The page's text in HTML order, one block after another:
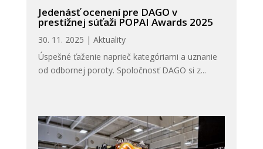
Jedenásť ocenení pre DAGO v
prestížnej súťaži POPAI Awards 2025
30. 11. 2025 | Aktuality
Úspešné ťaženie naprieč kategóriami a uznanie
od odbornej poroty. Spoločnosť DAGO si z...